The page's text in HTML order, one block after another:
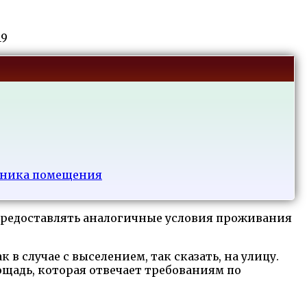
помещения
аналогичные условия проживания
случае с выселением, так сказать, на улицу.
которая отвечает требованиям по